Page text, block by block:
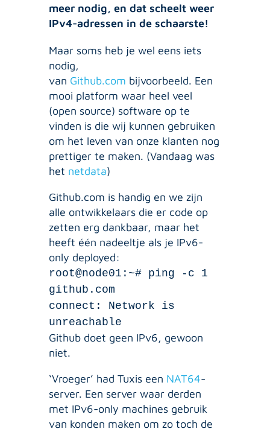
meer nodig, en dat scheelt weer
IPv4-adressen in de schaarste!
Maar soms heb je wel eens iets
nodig,
van Github.com bijvoorbeeld. Een
mooi platform waar heel veel
(open source) software op te
vinden is die wij kunnen gebruiken
om het leven van onze klanten nog
prettiger te maken. (Vandaag was
het netdata)
Github.com is handig en we zijn
alle ontwikkelaars die er code op
zetten erg dankbaar, maar het
heeft één nadeeltje als je IPv6-
only deployed:
root@node01:~# ping -c 1
github.com
connect: Network is
unreachable
Github doet geen IPv6, gewoon
niet.
‘Vroeger’ had Tuxis een NAT64-
server. Een server waar derden
met IPv6-only machines gebruik
van konden maken om zo toch de